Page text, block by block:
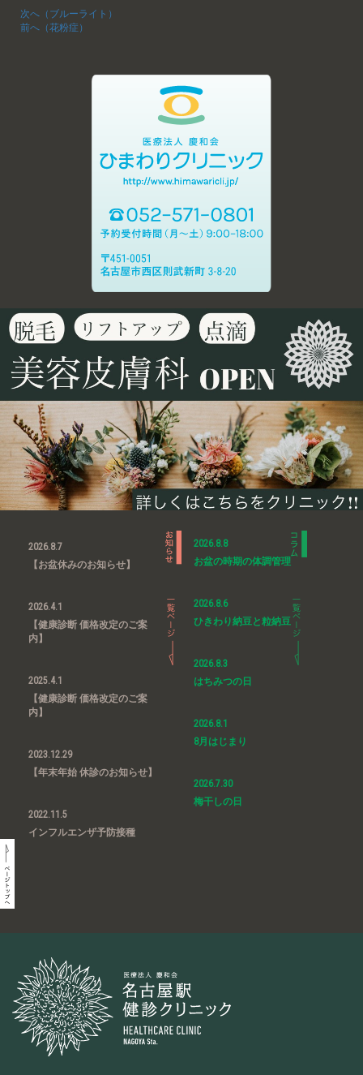
次へ（ブルーライト）
前へ（花粉症）
2026.8.7
【お盆休みのお知らせ】
2026.4.1
【健康診断 価格改定のご案
内】
2025.4.1
【健康診断 価格改定のご案
内】
2023.12.29
【年末年始 休診のお知らせ】
2022.11.5
インフルエンザ予防接種
2026.8.8
お盆の時期の体調管理
2026.8.6
ひきわり納豆と粒納豆
2026.8.3
はちみつの日
2026.8.1
8月はじまり
2026.7.30
梅干しの日